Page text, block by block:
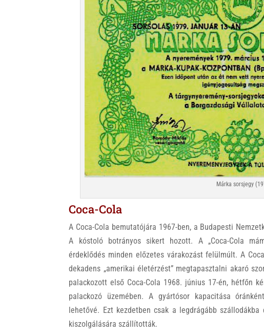
Márka sorsjegy
Coca-Cola
A Coca-Cola bemutatójára 1967-ben, a Budapesti
A kóstoló botrányos sikert hozott. A „Coca-Cola
érdeklődés minden előzetes várakozást felülmúlt. A
dekadens „amerikai életérzést” megtapasztalni akaró
palackozott első Coca-Cola 1968. június 17-én, hétfőn
palackozó üzemében. A gyártósor kapacitása
lehetővé. Ezt kezdetben csak a legdrágább
kiszolgálására szállították.